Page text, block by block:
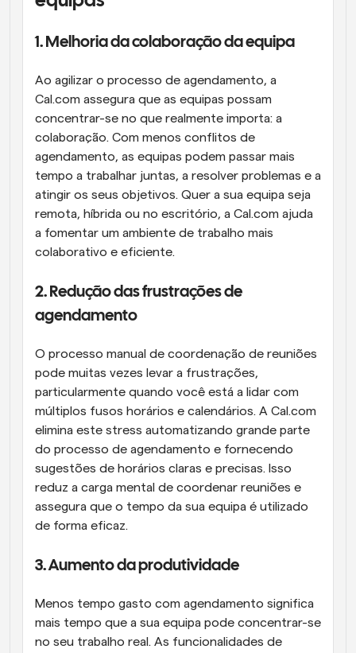
1. Melhoria da colaboração da equipa
Ao agilizar o processo de agendamento, a
Cal.com assegura que as equipas possam
concentrar-se no que realmente importa: a
colaboração. Com menos conflitos de
agendamento, as equipas podem passar mais
tempo a trabalhar juntas, a resolver problemas e a
atingir os seus objetivos. Quer a sua equipa seja
remota, híbrida ou no escritório, a Cal.com ajuda
a fomentar um ambiente de trabalho mais
colaborativo e eficiente.
2. Redução das frustrações de
agendamento
O processo manual de coordenação de reuniões
pode muitas vezes levar a frustrações,
particularmente quando você está a lidar com
múltiplos fusos horários e calendários. A Cal.com
elimina este stress automatizando grande parte
do processo de agendamento e fornecendo
sugestões de horários claras e precisas. Isso
reduz a carga mental de coordenar reuniões e
assegura que o tempo da sua equipa é utilizado
de forma eficaz.
3. Aumento da produtividade
Menos tempo gasto com agendamento significa
mais tempo que a sua equipa pode concentrar-se
no seu trabalho real. As funcionalidades de